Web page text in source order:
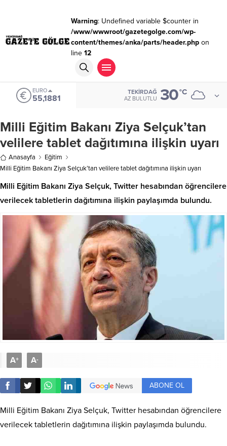
Warning: Undefined variable $counter in
/www/wwwroot/gazetegolge.com/wp-
content/themes/anka/parts/header.phpon
line 12
EURO
55,1881
TEKIRDAĞ
AZ BULUTLU 30°C
Milli Eğitim Bakanı Ziya Selçuk’tan
velilere tablet dağıtımına ilişkin uyarı
Anasayfa
Eğitim
Milli Eğitim Bakanı Ziya Selçuk’tan velilere tablet dağıtımına ilişkin uyarı
Milli Eğitim Bakanı Ziya Selçuk, Twitter hesabından öğrencilere
verilecek tabletlerin dağıtımına ilişkin paylaşımda bulundu.
A+ A-
ABONE OL
Milli Eğitim Bakanı Ziya Selçuk, Twitter hesabından öğrencilere
verilecek tabletlerin dağıtımına ilişkin paylaşımda bulundu.